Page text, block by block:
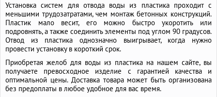
Установка систем для отвода воды из пластика проходит с
меньшими трудозатратами, чем монтаж бетонных конструкций.
Пластик мало весит, его можно быстро укоротить или
подровнять, а также соединить элементы под углом 90 градусов.
Отвод из пластика однозначно выигрывает, когда нужно
провести установку в короткий срок.
Приобретая желоб для воды из пластика на нашем сайте, вы
получаете превосходное изделие с гарантией качества и
оптимальной цены. Доставка товара может быть организована
без предоплаты в любое удобное для вас время.